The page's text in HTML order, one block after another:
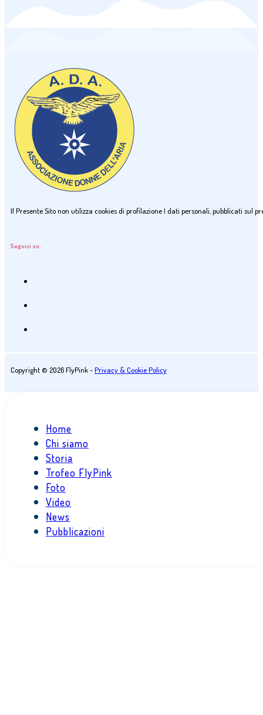
Il Presente Sito non utilizza cookies di profilazione I dati personali, pubblicati sul
Seguici su:
Copyright © 2026 FlyPink -Privacy & Cookie Policy
Home
Chi siamo
Storia
Trofeo FlyPink
Foto
Video
News
Pubblicazioni